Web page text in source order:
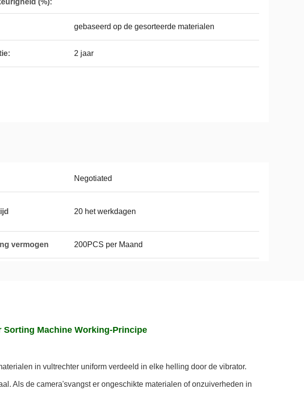
(%):
gebaseerd op de gesorteerde materialen
2 jaar
Negotiated
20 het werkdagen
vermogen 200PCS per Maand
Sorting Machine Working-Principe
in vultrechter uniform verdeeld in elke helling door de vibrator.
Als de camera'svangst er ongeschikte materialen of onzuiverheden in